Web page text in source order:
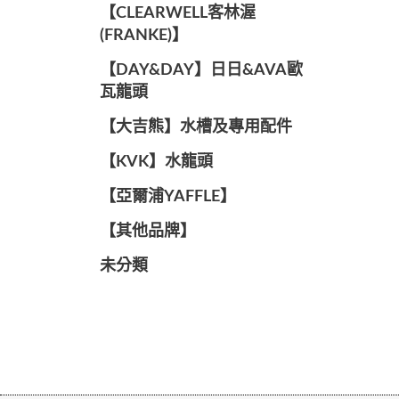
️【CLEARWELL客林渥
(FRANKE)】️
️【DAY&DAY】️日日&AVA歐
瓦龍頭
【大吉熊】水槽及專用配件
️【KVK】水龍頭️
【亞爾浦YAFFLE】
️【其他品牌】️
未分類